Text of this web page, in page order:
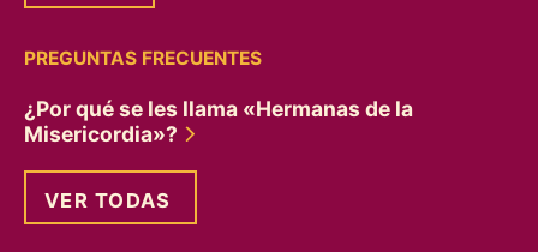
PREGUNTAS FRECUENTES
¿Por qué se les llama «Hermanas de la
Misericordia»?
VER TODAS